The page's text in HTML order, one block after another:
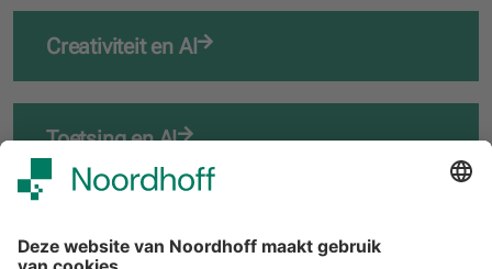
Creativiteit en AI
Toetsing en AI